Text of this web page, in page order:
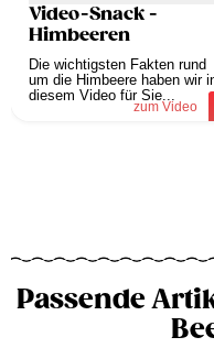
Video-Snack -
Himbeeren
Die wichtigsten Fakten rund
um die Himbeere haben wir
diesem Video für Sie...
zum Video
Passende